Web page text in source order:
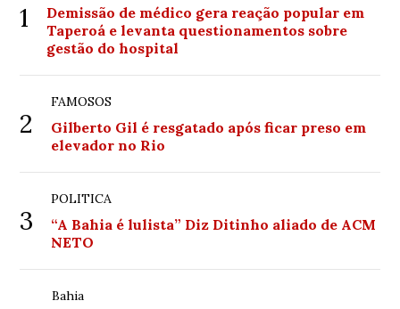
1
Demissão de médico gera reação popular em
Taperoá e levanta questionamentos sobre
gestão do hospital
2
FAMOSOS
Gilberto Gil é resgatado após ficar preso em
elevador no Rio
3
POLITICA
“A Bahia é lulista” Diz Ditinho aliado de ACM
NETO
Bahia